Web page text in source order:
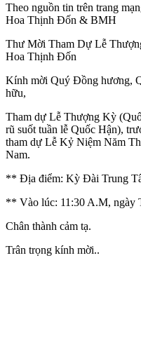
Theo nguồn tin trên trang
Hoa Thịnh Đốn & BMH
Thư Mời Tham Dự Lễ
Hoa Thịnh Đốn
Kính mời Quý Đồng hương,
hữu,
Tham dự Lễ Thượng Kỳ
rũ suốt tuần lễ Quốc Hận),
tham dự Lễ Kỷ Niệm Năm
Nam.
** Địa điểm: Kỳ Đài Trung
** Vào lúc: 11:30 A.M, ngày
Chân thành cảm tạ.
Trân trọng kính mời..